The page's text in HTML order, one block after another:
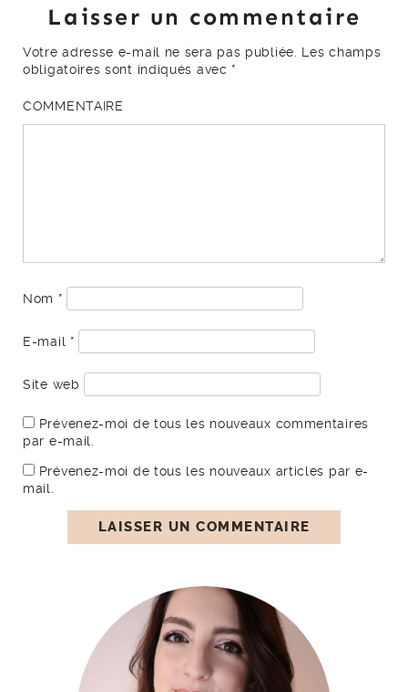
Laisser un commentaire
Votre adresse e-mail ne sera pas publiée. Les champs
obligatoires sont indiqués avec *
COMMENTAIRE
Nom *
E-mail *
Site web
Prévenez-moi de tous les nouveaux commentaires
par e-mail.
Prévenez-moi de tous les nouveaux articles par e-
mail.